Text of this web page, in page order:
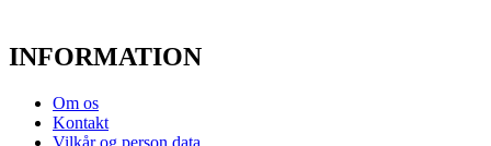
INFORMATION
Om os
Kontakt
Vilkår og person data